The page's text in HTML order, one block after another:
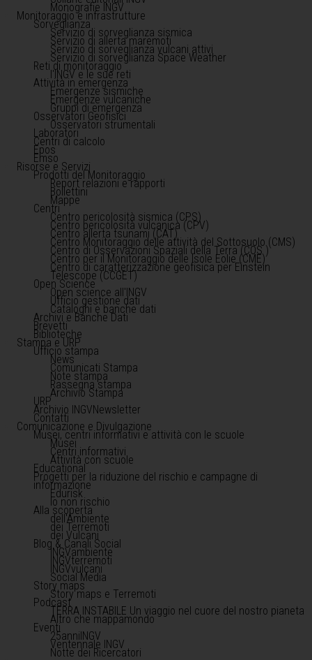
Monografie INGV
Monitoraggio e infrastrutture
Sorveglianza
Servizio di sorveglianza sismica
Servizio di allerta maremoti
Servizio di sorveglianza vulcani attivi
Servizio di sorveglianza Space Weather
Reti di monitoraggio
l'INGV e le sue reti
Attività in emergenza
Emergenze sismiche
Emergenze vulcaniche
Gruppi di emergenza
Osservatori Geofisici
Osservatori strumentali
Laboratori
Centri di calcolo
Epos
Emso
Risorse e Servizi
Prodotti del Monitoraggio
Report relazioni e rapporti
Bollettini
Mappe
Centri
Centro pericolosità sismica (CPS)
Centro pericolosità vulcanica (CPV)
Centro allerta tsunami (CAT)
Centro Monitoraggio delle attività del Sottosuolo (CMS)
Centro di Osservazioni Spaziali della Terra (COS )
Centro per il Monitoraggio delle Isole Eolie (CME)
Centro di caratterizzazione geofisica per Einstein
Telescope (CCGET)
Open Science
Open science all'INGV
Ufficio gestione dati
Cataloghi e banche dati
Archivi e Banche Dati
Brevetti
Biblioteche
Stampa e URP
Ufficio stampa
News
Comunicati Stampa
Note stampa
Rassegna stampa
Archivio Stampa
URP
Archivio INGVNewsletter
Contatti
Comunicazione e Divulgazione
Musei, centri informativi e attività con le scuole
Musei
Centri informativi
Attività con scuole
Educational
Progetti per la riduzione del rischio e campagne di
informazione
Edurisk
Io non rischio
Alla scoperta
dell'Ambiente
dei Terremoti
dei Vulcani
Blog & Canali Social
INGVambiente
INGVterremoti
INGVvulcani
Social Media
Story maps
Story maps e Terremoti
Podcast
TERRA INSTABILE Un viaggio nel cuore del nostro pianeta
Altro che mappamondo
Eventi
25anniINGV
Ventennale INGV
Notte dei Ricercatori